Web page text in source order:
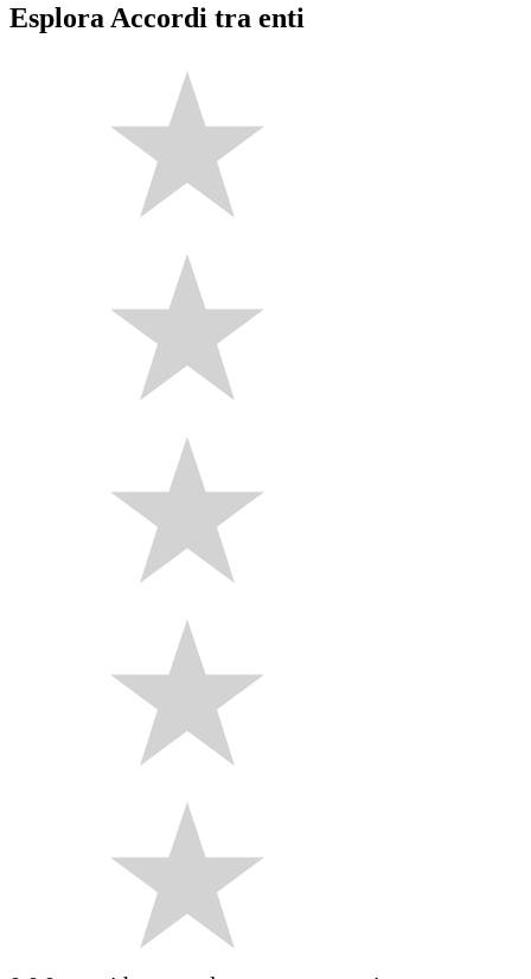
Esplora Accordi tra enti